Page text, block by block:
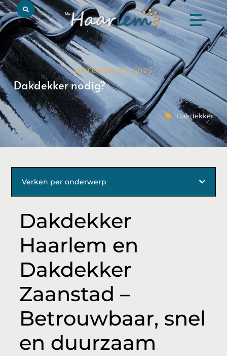
OKTOBER 23, 2025
Dakdekker nodig?
Dakdekker
Dakdekker
Haarlem en
Dakdekker
Zaanstad –
Betrouwbaar, snel
en duurzaam
Verken per onderwerp